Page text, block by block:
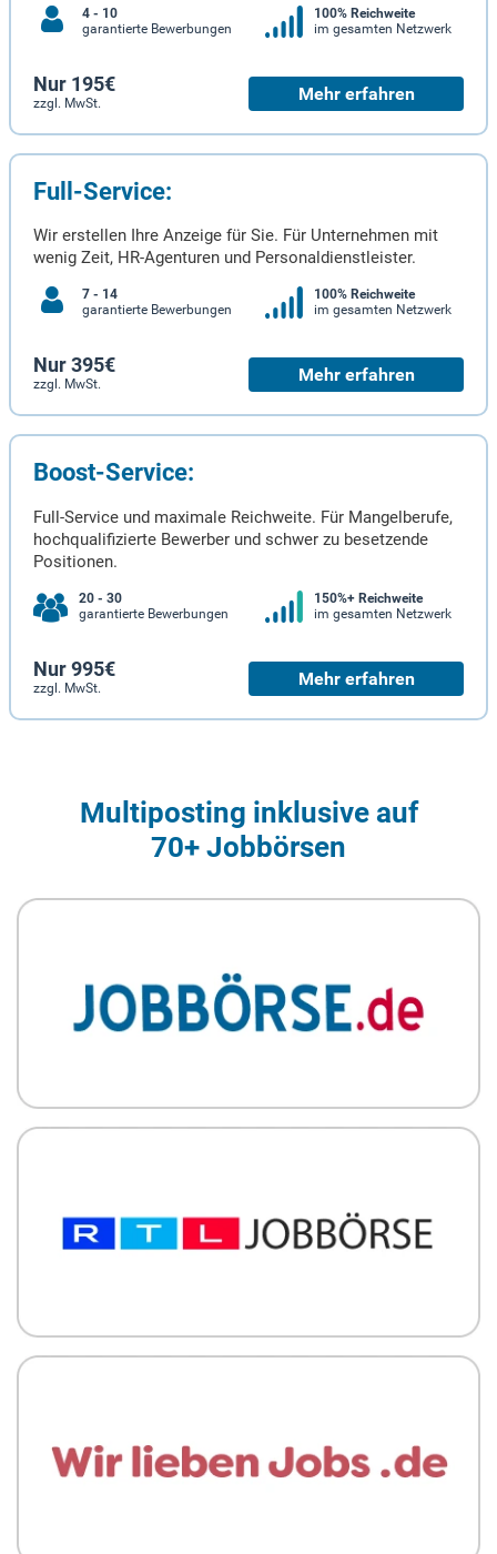
4 - 10
garantierte Bewerbungen
100% Reichweite
im gesamten Netzwerk
Nur 195€
zzgl. MwSt. Mehr erfahren
Full-Service:
Wir erstellen Ihre Anzeige für Sie. Für Unternehmen mit
wenig Zeit, HR-Agenturen und Personaldienstleister.
7 - 14
garantierte Bewerbungen
100% Reichweite
im gesamten Netzwerk
Nur 395€
zzgl. MwSt. Mehr erfahren
Boost-Service:
Full-Service und maximale Reichweite. Für Mangelberufe,
hochqualifizierte Bewerber und schwer zu besetzende
Positionen.
20 - 30
garantierte Bewerbungen
150%+ Reichweite
im gesamten Netzwerk
Nur 995€
zzgl. MwSt. Mehr erfahren
Multiposting inklusive auf
70+ Jobbörsen